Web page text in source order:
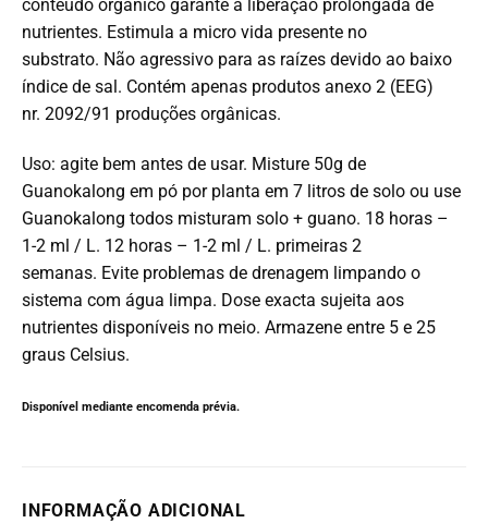
conteúdo orgânico garante a liberação prolongada de
nutrientes. Estimula a micro vida presente no
substrato. Não agressivo para as raízes devido ao baixo
índice de sal. Contém apenas produtos anexo 2 (EEG)
nr. 2092/91 produções orgânicas.
Uso: agite bem antes de usar. Misture 50g de
Guanokalong em pó por planta em 7 litros de solo ou use
Guanokalong todos misturam solo + guano. 18 horas –
1-2 ml / L. 12 horas – 1-2 ml / L. primeiras 2
semanas. Evite problemas de drenagem limpando o
sistema com água limpa. Dose exacta sujeita aos
nutrientes disponíveis no meio. Armazene entre 5 e 25
graus Celsius.
Disponível mediante encomenda prévia.
INFORMAÇÃO ADICIONAL